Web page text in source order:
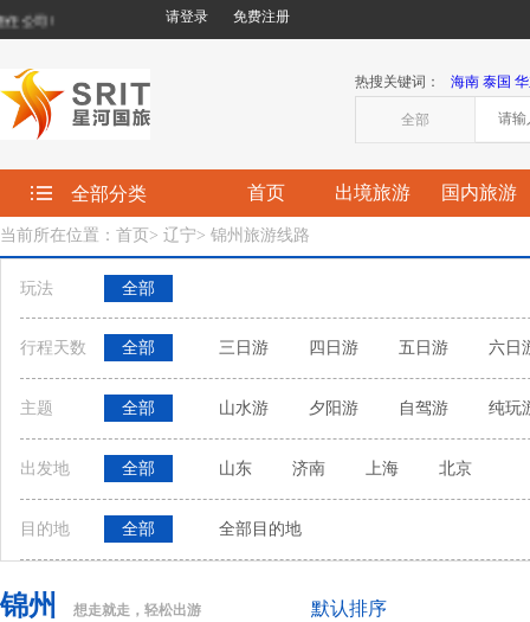
司! 请登录 免费注册
热搜关键词： 海南 泰国
全部
全部分类 首页 出境旅游 国内旅游
当前所在位置：首页 > 辽宁> 锦州旅游线路
玩法 全部
行程天数 全部 三日游 四日游 五日游 六日
主题 全部 山水游 夕阳游 自驾游 纯玩
出发地 全部 山东 济南 上海 北京
目的地 全部 全部目的地
锦州 想走就走，轻松出游 默认排序